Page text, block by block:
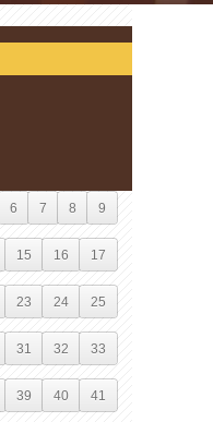
6 7 8 9
15 16 17
23 24 25
31 32 33
39 40 41